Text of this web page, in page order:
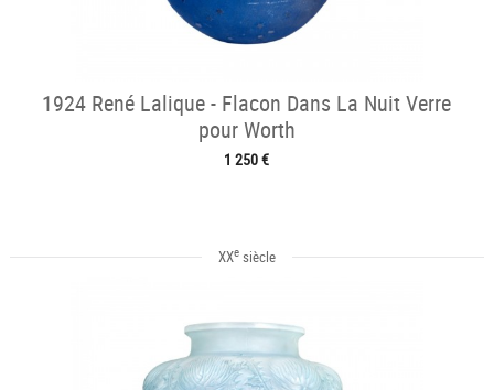
1924 René Lalique - Flacon Dans La Nuit Verre
pour Worth
1 250 €
XXesiècle